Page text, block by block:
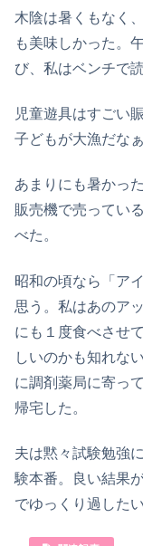
木陰は暑くもなく
も美味しかった。
び、私はベンチで
児童遊具はすごい
子どもが大漁だな
あまりにも暑かっ
販売機で売ってい
べた。
昭和の頃なら「ア
思う。私はあのア
にも１度食べさせ
しいのかも知れな
に調剤薬局に寄っ
帰宅した。
夫は黙々試験勉強
験本番。良い結果
でゆっくり過した